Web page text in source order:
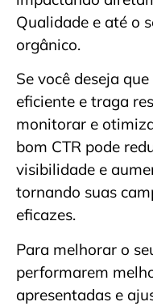
Qualidade e até o
orgânico.
Se você deseja
eficiente e traga
monitorar e
bom CTR pode
visibilidade e
tornando suas
eficazes.
Para melhorar o
performarem
apresentadas e